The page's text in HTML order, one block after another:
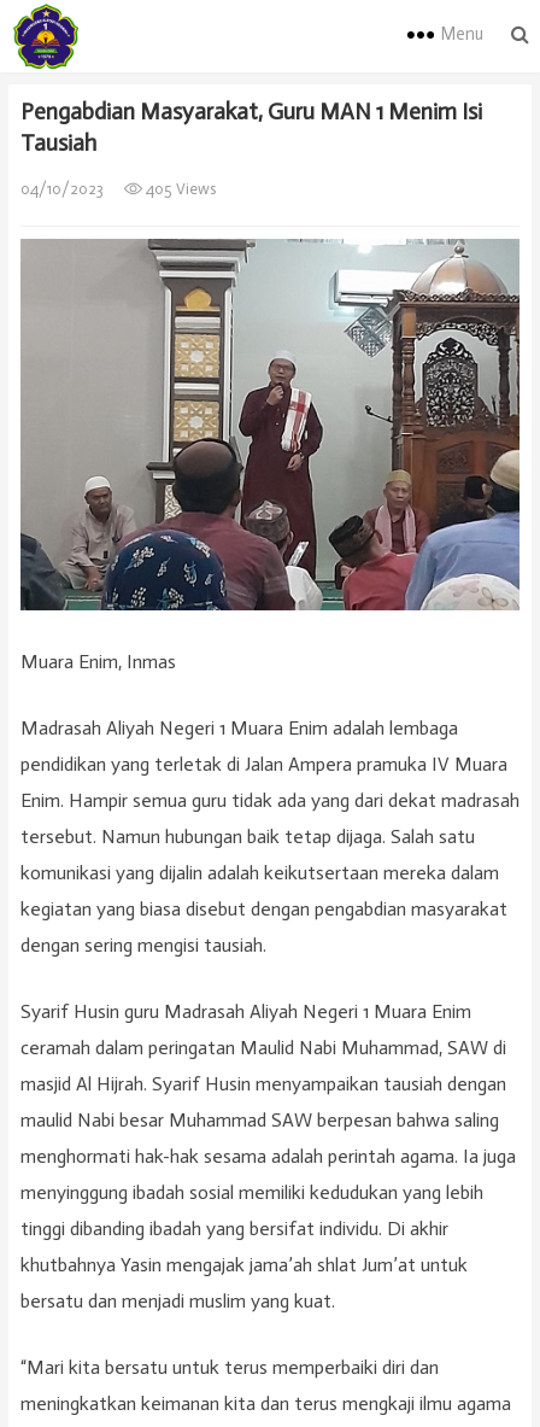
Menu
Pengabdian Masyarakat, Guru MAN 1 Menim Isi
Tausiah
04/10/2023 405 Views
Muara Enim, Inmas
Madrasah Aliyah Negeri 1 Muara Enim adalah lembaga
pendidikan yang terletak di Jalan Ampera pramuka IV Muara
Enim. Hampir semua guru tidak ada yang dari dekat madrasah
tersebut. Namun hubungan baik tetap dijaga. Salah satu
komunikasi yang dijalin adalah keikutsertaan mereka dalam
kegiatan yang biasa disebut dengan pengabdian masyarakat
dengan sering mengisi tausiah.
Syarif Husin guru Madrasah Aliyah Negeri 1 Muara Enim
ceramah dalam peringatan Maulid Nabi Muhammad, SAW di
masjid Al Hijrah. Syarif Husin menyampaikan tausiah dengan
maulid Nabi besar Muhammad SAW berpesan bahwa saling
menghormati hak-hak sesama adalah perintah agama. Ia juga
menyinggung ibadah sosial memiliki kedudukan yang lebih
tinggi dibanding ibadah yang bersifat individu. Di akhir
khutbahnya Yasin mengajak jama’ah shlat Jum’at untuk
bersatu dan menjadi muslim yang kuat.
“Mari kita bersatu untuk terus memperbaiki diri dan
meningkatkan keimanan kita dan terus mengkaji ilmu agama